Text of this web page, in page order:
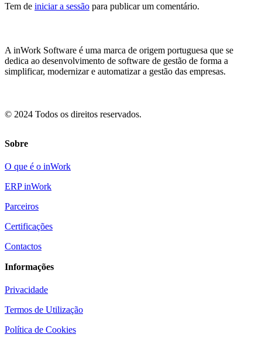
Tem de iniciar a sessão para publicar um comentário.
A inWork Software é uma marca de origem portuguesa que se
dedica ao desenvolvimento de software de gestão de forma a
simplificar, modernizar e automatizar a gestão das empresas.
© 2024 Todos os direitos reservados.
Sobre
O que é o inWork
ERP inWork
Parceiros
Certificações
Contactos
Informações
Privacidade
Termos de Utilização
Política de Cookies